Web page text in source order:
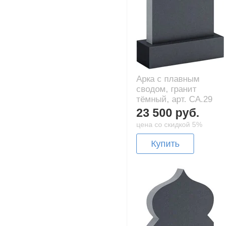
Арка с плавным
сводом, гранит
тёмный, арт. CA.29
23 500 руб.
цена со скидкой 5%
Купить